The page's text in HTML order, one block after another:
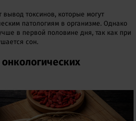
токсинов, которые могут
патологиям в организме. Однако
в первой половине дня, так как при
сон.